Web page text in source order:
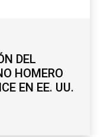
DEL
HOMERO
EN EE. UU.